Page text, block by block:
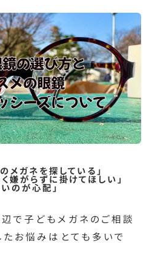
い合わせ
メガネを探している」
嫌がらずに掛けてほしい」
のが心配」
で子どもメガネのご相談
たお悩みはとても多いで